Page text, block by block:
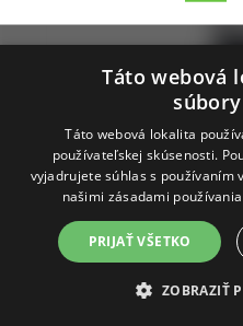
Zámok na zbraň s
Táto webová
Táto webová lokalita
používateľskej skúsenosti.
vyjadrujete súhlas s používaním
našimi zásadami
PRIJAŤ VŠETKO
ZOBRAZIŤ